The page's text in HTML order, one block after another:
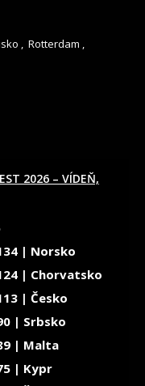
, Rotterdam ,
2026 – VÍDEŇ,
| Norsko
| Chorvatsko
| Česko
| Srbsko
| Malta
| Kypr